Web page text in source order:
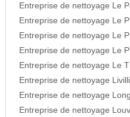
Entreprise de nettoyage Le
Entreprise de nettoyage Le
Entreprise de nettoyage Le
Entreprise de nettoyage Le
Entreprise de nettoyage Le
Entreprise de nettoyage
Entreprise de nettoyage
Entreprise de nettoyage